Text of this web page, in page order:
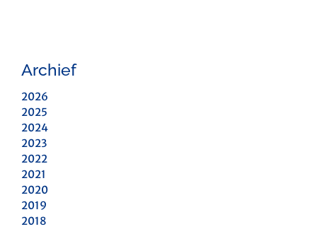
Archief
2026
2025
2024
2023
2022
2021
2020
2019
2018